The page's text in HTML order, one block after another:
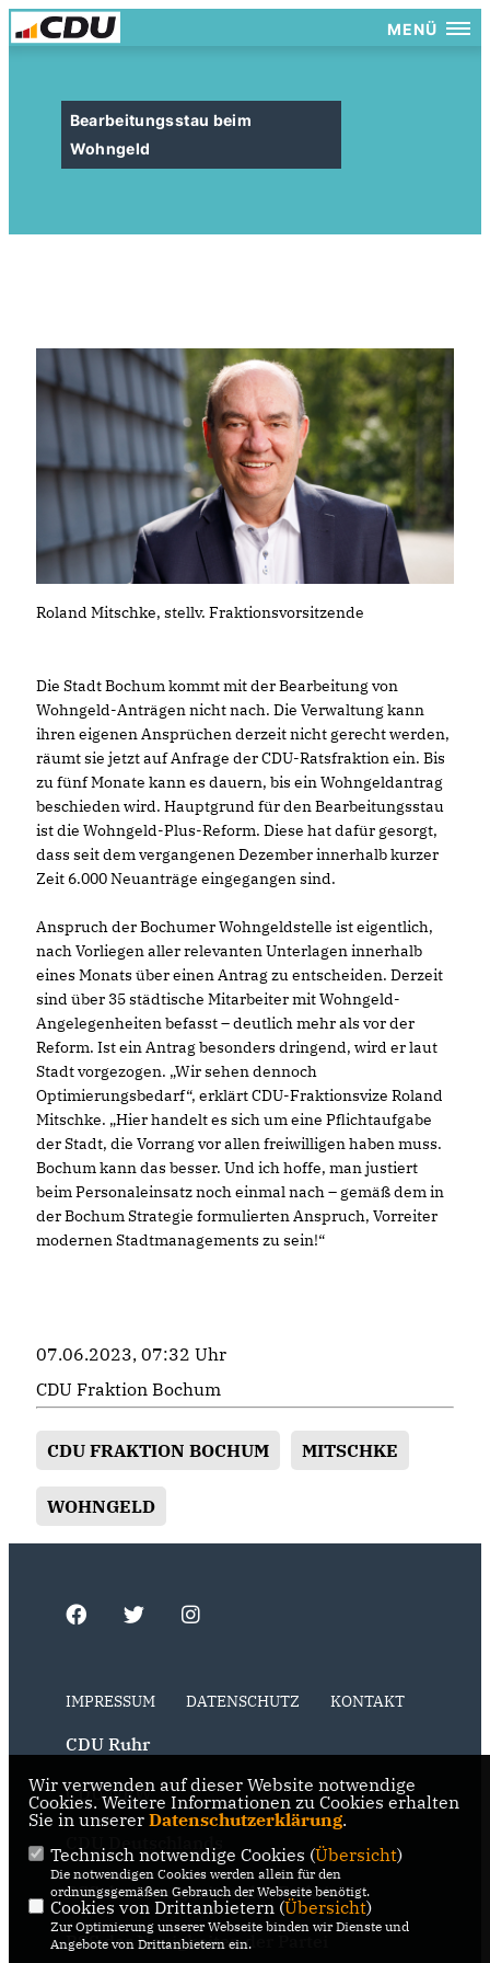
MENÜ
Bearbeitungsstau beim
Wohngeld
Roland Mitschke, stellv. Fraktionsvorsitzende
Die Stadt Bochum kommt mit der Bearbeitung von
Wohngeld-Anträgen nicht nach. Die Verwaltung kann
ihren eigenen Ansprüchen derzeit nicht gerecht werden,
räumt sie jetzt auf Anfrage der CDU-Ratsfraktion ein. Bis
zu fünf Monate kann es dauern, bis ein Wohngeldantrag
beschieden wird. Hauptgrund für den Bearbeitungsstau
ist die Wohngeld-Plus-Reform. Diese hat dafür gesorgt,
dass seit dem vergangenen Dezember innerhalb kurzer
Zeit 6.000 Neuanträge eingegangen sind.
Anspruch der Bochumer Wohngeldstelle ist eigentlich,
nach Vorliegen aller relevanten Unterlagen innerhalb
eines Monats über einen Antrag zu entscheiden. Derzeit
sind über 35 städtische Mitarbeiter mit Wohngeld-
Angelegenheiten befasst – deutlich mehr als vor der
Reform. Ist ein Antrag besonders dringend, wird er laut
Stadt vorgezogen. „Wir sehen dennoch
Optimierungsbedarf“, erklärt CDU-Fraktionsvize Roland
Mitschke. „Hier handelt es sich um eine Pflichtaufgabe
der Stadt, die Vorrang vor allen freiwilligen haben muss.
Bochum kann das besser. Und ich hoffe, man justiert
beim Personaleinsatz noch einmal nach – gemäß dem in
der Bochum Strategie formulierten Anspruch, Vorreiter
modernen Stadtmanagements zu sein!“
07.06.2023, 07:32 Uhr
CDU Fraktion Bochum
CDU FRAKTION BOCHUM MITSCHKE
WOHNGELD
IMPRESSUM DATENSCHUTZ KONTAKT
CDU Ruhr
CDU NRW
RSS der Neuigkeiten der Fraktion
RSS der Neuigkeiten der Partei
Wir verwenden auf dieser Website notwendige
Cookies. Weitere Informationen zu Cookies erhalten
Sie in unserer Datenschutzerklärung.
Technisch notwendige Cookies (Übersicht)
Die notwendigen Cookies werden allein für den
ordnungsgemäßen Gebrauch der Webseite benötigt.
Cookies von Drittanbietern (Übersicht)
Zur Optimierung unserer Webseite binden wir Dienste und
Angebote von Drittanbietern ein.